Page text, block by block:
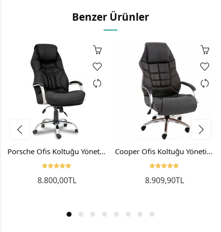
Benzer Ürünler
Porsche Ofis Koltuğu Yönetici Koltuğu Makam Koltuğu Siyah
8.800,00TL
Cooper Ofis Koltuğu Yönetici Koltuğu Makam Koltuğu Siyah
8.909,90TL